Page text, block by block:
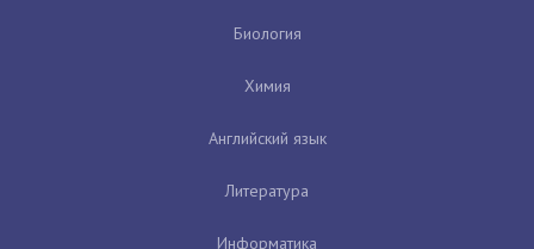
Биология
Химия
Английский язык
Литература
Информатика